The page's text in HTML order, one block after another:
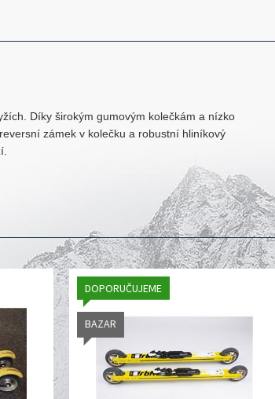
Díky širokým gumovým kolečkám a nízko
zámek v kolečku a robustní hliníkový
DOPORUČUJEME
BAZAR